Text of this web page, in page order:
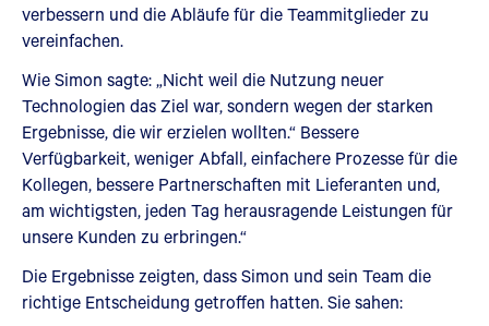
verbessern und die Abläufe für die Teammitglieder zu
vereinfachen.
Wie Simon sagte: „Nicht weil die Nutzung neuer
Technologien das Ziel war, sondern wegen der starken
Ergebnisse, die wir erzielen wollten.“ Bessere
Verfügbarkeit, weniger Abfall, einfachere Prozesse für die
Kollegen, bessere Partnerschaften mit Lieferanten und,
am wichtigsten, jeden Tag herausragende Leistungen für
unsere Kunden zu erbringen.“
Die Ergebnisse zeigten, dass Simon und sein Team die
richtige Entscheidung getroffen hatten. Sie sahen: